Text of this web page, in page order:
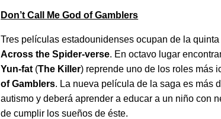
Don’t Call Me God of Gamblers
Tres películas estadounidenses ocupan de la
Across the Spider-verse. En octavo lugar
Yun-fat (The Killer) reprende uno de los roles más
of Gamblers. La nueva película de la saga es más
autismo y deberá aprender a educar a un niño con
de cumplir los sueños de éste.